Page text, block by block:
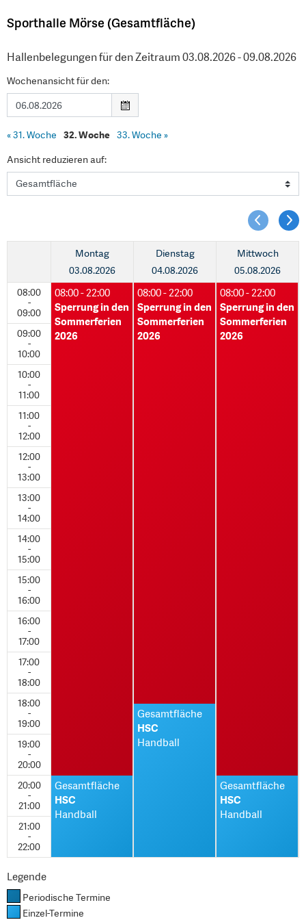
Sporthalle Mörse (Gesamtfläche)
Hallenbelegungen für den Zeitraum 03.08.2026 - 09.08.2026
Wochenansicht für den:
«31. Woche 32. Woche 33. Woche »
Ansicht reduzieren auf:
08:00
-
09:00
09:00
-
10:00
10:00
-
11:00
11:00
-
12:00
12:00
-
13:00
13:00
-
14:00
14:00
-
15:00
15:00
-
16:00
16:00
-
17:00
17:00
-
18:00
18:00
-
19:00
19:00
-
20:00
20:00
-
21:00
21:00
-
22:00
Montag
03.08.2026
08:00 - 22:00
Sperrung in den
Sommerferien
2026
Gesamtfläche
HSC
Handball
Dienstag
04.08.2026
08:00 - 22:00
Sperrung in den
Sommerferien
2026
Gesamtfläche
HSC
Handball
Mittwoch
05.08.2026
08:00 - 22:00
Sperrung in den
Sommerferien
2026
Gesamtfläche
HSC
Handball
Legende
Periodische Termine
Einzel-Termine